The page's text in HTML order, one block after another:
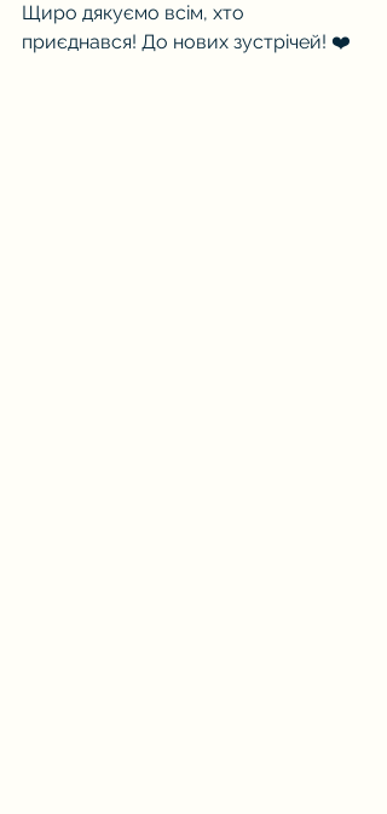
Щиро дякуємо всім, хто
приєднався! До нових зустрічей! ❤️